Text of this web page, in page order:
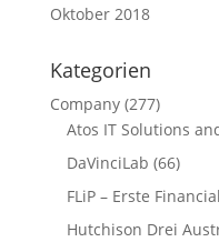
Oktober 2018
Kategorien
Company(277)
Atos IT Solutions
DaVinciLab (66)
FLiP – Erste
Hutchison Drei